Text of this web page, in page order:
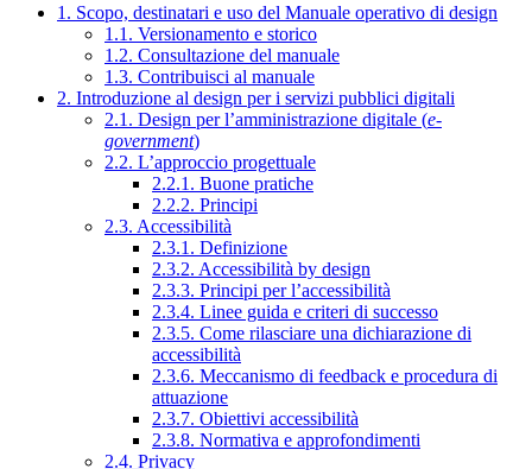
1. Scopo, destinatari e uso del Manuale operativo di design
1.1. Versionamento e storico
1.2. Consultazione del manuale
1.3. Contribuisci al manuale
2. Introduzione al design per i servizi pubblici digitali
2.1. Design per l’amministrazione digitale (e-
government)
2.2. L’approccio progettuale
2.2.1. Buone pratiche
2.2.2. Principi
2.3. Accessibilità
2.3.1. Definizione
2.3.2. Accessibilità by design
2.3.3. Principi per l’accessibilità
2.3.4. Linee guida e criteri di successo
2.3.5. Come rilasciare una dichiarazione di
accessibilità
2.3.6. Meccanismo di feedback e procedura di
attuazione
2.3.7. Obiettivi accessibilità
2.3.8. Normativa e approfondimenti
2.4. Privacy